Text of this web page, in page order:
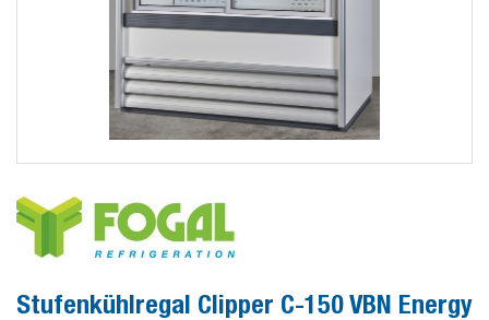
Stufenkühlregal Clipper C-150 VBN Energy